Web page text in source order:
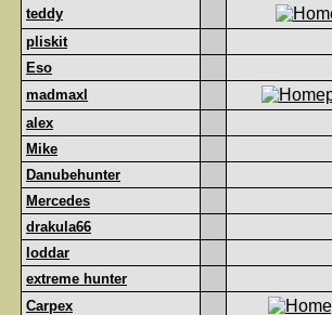
teddy
pliskit
Eso
madmaxl
alex
Mike
Danubehunter
Mercedes
drakula66
loddar
extreme hunter
Carpex